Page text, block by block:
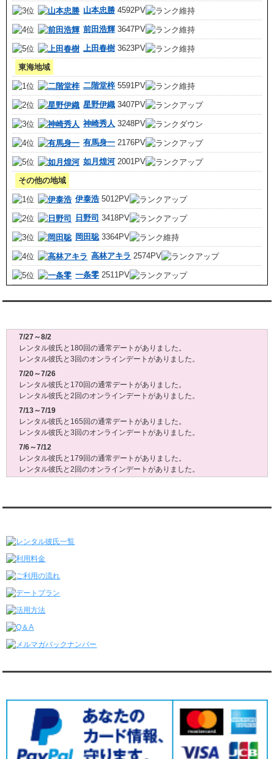
山本忠勝 4592PV
前田浩輝 3647PV
上田春樹 3623PV
東海地域
二階堂梓 5591PV
星野伊織 3407PV
神崎秀人 3248PV
有馬身一 2176PV
如月煌河2001PV
その他の地域
伊泰浩 5012PV
日野司 3418PV
岡田聡3364PV
高林アキラ 2574PV
一条零 2511PV
7/27～8/2
レンタル彼氏と180回の通常デートがありました。
レンタル彼氏と3回のオンラインデートがありました。
7/20～7/26
レンタル彼氏と170回の通常デートがありました。
レンタル彼氏と2回のオンラインデートがありました。
7/13～7/19
レンタル彼氏と165回の通常デートがありました。
レンタル彼氏と3回のオンラインデートがありました。
7/6～7/12
レンタル彼氏と179回の通常デートがありました。
レンタル彼氏と2回のオンラインデートがありました。
レンタル彼氏と3回のオンラインデートがありました。
レンタル彼氏と2回のオンラインデートがありました。
6/15～6/21
レンタル彼氏と4回のオンラインデートがありました。
6/8～6/14
レンタル彼氏と161回の通常デートがありました。
レンタル彼氏と3回のオンラインデートがありました。
6/1～6/7
レンタル彼氏と165回の通常デートがありました。
レンタル彼氏と153回の通常デートがありました。
レンタル彼氏と1回のオンラインデートがありました。
5/11～5/17
レンタル彼氏と164回の通常デートがありました。